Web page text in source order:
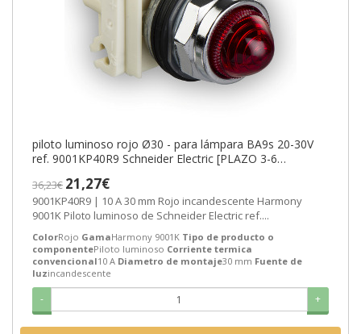
piloto luminoso rojo Ø30 - para lámpara BA9s 20-30V
ref. 9001KP40R9 Schneider Electric [PLAZO 3-6
36,23€ 21,27€
9001KP40R9 | 10 A 30 mm Rojo incandescente Harmony
9001K Piloto luminoso de Schneider Electric ref....
ColorRojo GamaHarmony 9001K Tipo de producto o
componentePiloto luminoso Corriente termica
convencional10 A Diametro de montaje30 mm Fuente de
luzincandescente
- +